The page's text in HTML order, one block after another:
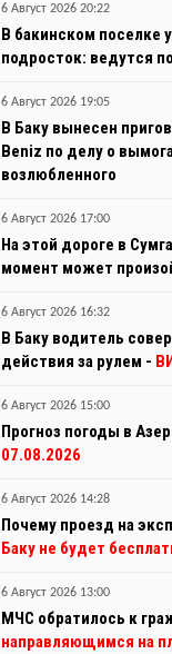
6 Август 2026 20:22
В бакинском поселке
подросток: ведутся
6 Август 2026 19:05
В Баку вынесен
Beniz по делу о
возлюбленного
6 Август 2026 17:00
На этой дороге в
момент может
6 Август 2026 16:32
В Баку водитель
действия за рулем -
6 Август 2026 15:00
Прогноз погоды в
07.08.2026
6 Август 2026 14:28
Почему проезд на
Баку не будет
6 Август 2026 13:00
МЧС обратилось к
направляющимся на